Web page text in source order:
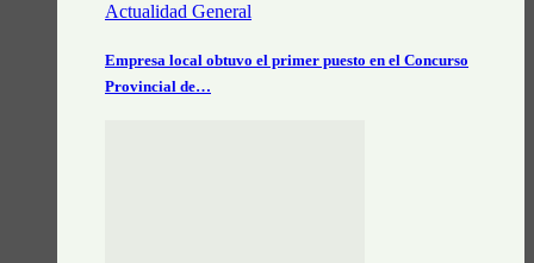
Actualidad General
Empresa local obtuvo el primer puesto en el Concurso
Provincial de…